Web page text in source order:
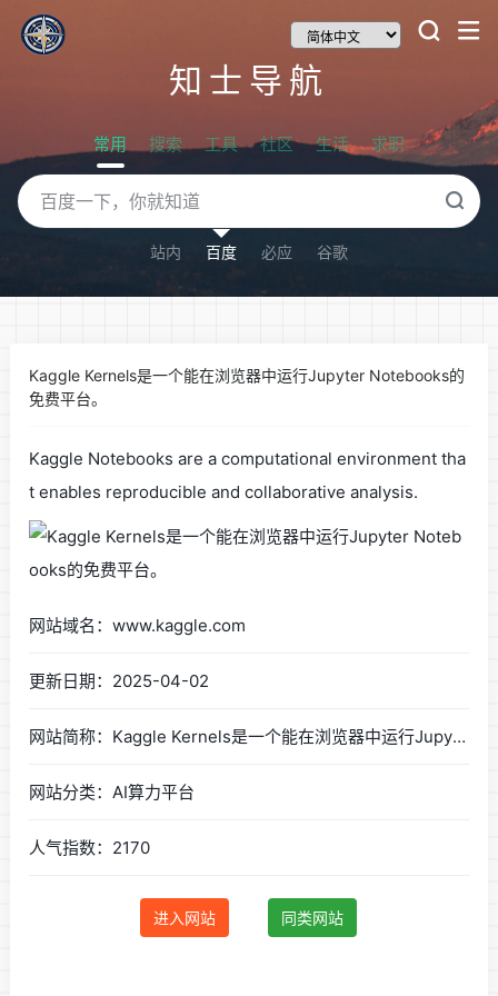
知士导航
常用 搜索 工具 社区 生活 求职
站内 百度 必应 谷歌
Kaggle Kernels是一个能在浏览器中运行Jupyter Notebooks的
免费平台。
Kaggle Notebooks are a computational environment tha
t enables reproducible and collaborative analysis.
网站域名：www.kaggle.com
更新日期：2025-04-02
网站简称：Kaggle Kernels是一个能在浏览器中运行Jupyter Notebooks的免费平台。
网站分类：AI算力平台
人气指数：2170
进入网站 同类网站